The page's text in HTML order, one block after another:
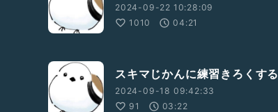
2024-09-22 10:28:09
1010
04:21
スキマじかんに練習きろくする
2024-09-18 09:42:33
91
03:22